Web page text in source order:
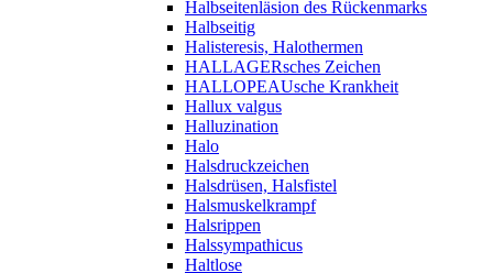
Halbseitenläsion des Rückenmarks
Halbseitig
Halisteresis, Halothermen
HALLAGERsches Zeichen
HALLOPEAUsche Krankheit
Hallux valgus
Halluzination
Halo
Halsdruckzeichen
Halsdrüsen, Halsfistel
Halsmuskelkrampf
Halsrippen
Halssympathicus
Haltlose